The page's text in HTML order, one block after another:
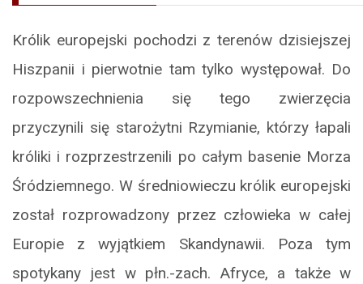
Królik europejski pochodzi z terenów dzisiejszej
Hiszpanii i pierwotnie tam tylko występował. Do
rozpowszechnienia się tego zwierzęcia
przyczynili się starożytni Rzymianie, którzy łapali
króliki i rozprzestrzenili po całym basenie Morza
Śródziemnego. W średniowieczu królik europejski
został rozprowadzony przez człowieka w całej
Europie z wyjątkiem Skandynawii. Poza tym
spotykany jest w płn.-zach. Afryce, a także w